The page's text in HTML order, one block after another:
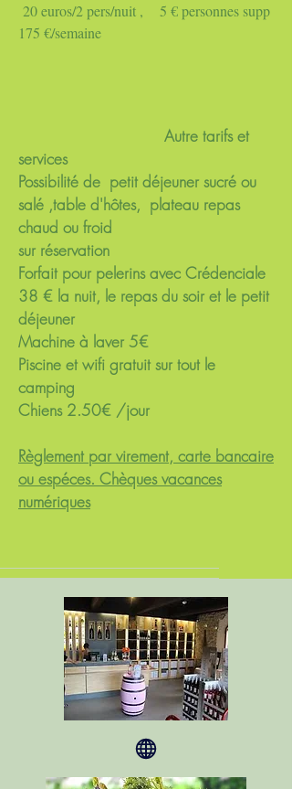
20 euros/2 pers/nuit , 5 € personnes supp
175 €/semaine
Autre tarifs et
services
Possibilité de petit déjeuner sucré ou
salé ,table d'hôtes, plateau repas
chaud ou froid
sur réservation
Forfait pour pelerins avec Crédenciale
38 € la nuit, le repas du soir et le petit
déjeuner
Machine à laver 5€
Piscine et wifi gratuit sur tout le
camping
Chiens 2.50€ /jour
Règlement par virement, carte bancaire
ou espéces. Chèques vacances
numériques